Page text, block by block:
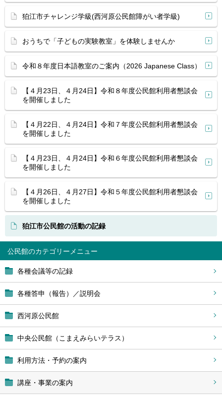
公民館
各種会議等の記録
各種答申（報告）／説明会
西河原公民館
中央公民館（こまえみらいテラス）
利用方法・予約の案内
講座・事業の案内
狛江市チャレンジ学級(西河原公民館障がい者学級)
おうちで「子どもの実験教室」を体験しませんか
令和８年度日本語教室のご案内（2026 Japanese Class）
【４月23日、４月24日】令和８年度公民館利用者懇談会
を開催しました
【４月22日、４月24日】令和７年度公民館利用者懇談会
を開催しました
【４月23日、４月24日】令和６年度公民館利用者懇談会
を開催しました
【４月26日、４月27日】令和５年度公民館利用者懇談会
を開催しました
狛江市公民館の活動の記録